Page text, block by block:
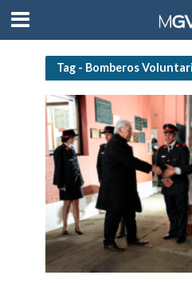
Tag - Bomberos